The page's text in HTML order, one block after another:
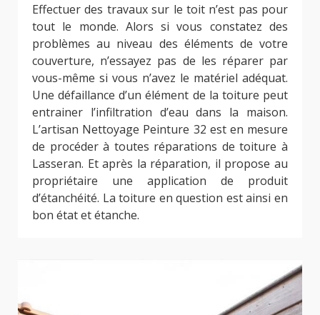
Effectuer des travaux sur le toit n’est pas pour
tout le monde. Alors si vous constatez des
problèmes au niveau des éléments de votre
couverture, n’essayez pas de les réparer par
vous-même si vous n’avez le matériel adéquat.
Une défaillance d’un élément de la toiture peut
entrainer l’infiltration d’eau dans la maison.
L’artisan Nettoyage Peinture 32 est en mesure
de procéder à toutes réparations de toiture à
Lasseran. Et après la réparation, il propose au
propriétaire une application de produit
d’étanchéité. La toiture en question est ainsi en
bon état et étanche.